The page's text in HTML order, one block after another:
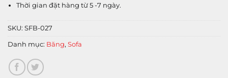
Thời gian đặt hàng từ 5 -7 ngày.
SKU: SFB-027
Danh mục: Băng, Sofa